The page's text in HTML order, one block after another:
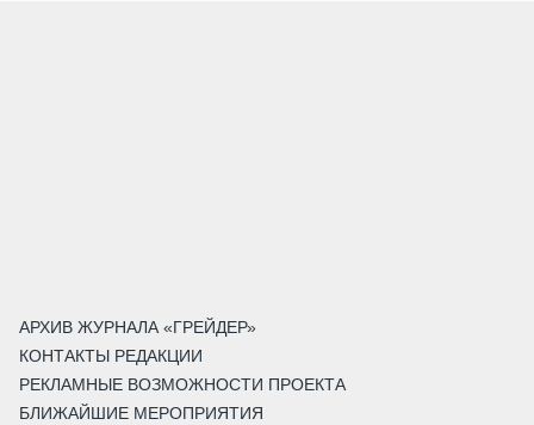
АРХИВ ЖУРНАЛА «ГРЕЙДЕР»
КОНТАКТЫ РЕДАКЦИИ
РЕКЛАМНЫЕ ВОЗМОЖНОСТИ ПРОЕКТА
БЛИЖАЙШИЕ МЕРОПРИЯТИЯ